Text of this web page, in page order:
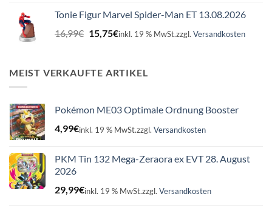
16,99€15,75€.
Tonie Figur Marvel Spider-Man ET 13.08.2026
16,99€ Ursprünglicher
Preis
16,99€
15,75€Aktueller
15,75€.
inkl. 19 % MwSt.zzgl. Versandkosten
MEIST VERKAUFTE ARTIKEL
Pokémon ME03 Optimale Ordnung Booster
4,99€inkl. 19 % MwSt.zzgl. Versandkosten
PKM Tin 132 Mega-Zeraora ex EVT 28. August
2026
29,99€inkl. 19 % MwSt.zzgl. Versandkosten